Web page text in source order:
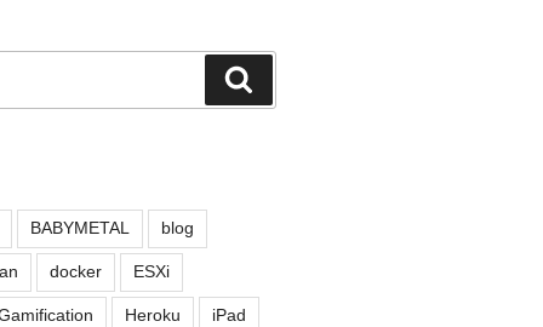
索
BABYMETAL blog
docker ESXi
Heroku iPad